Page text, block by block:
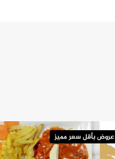
عروض بأقل سعر مميز